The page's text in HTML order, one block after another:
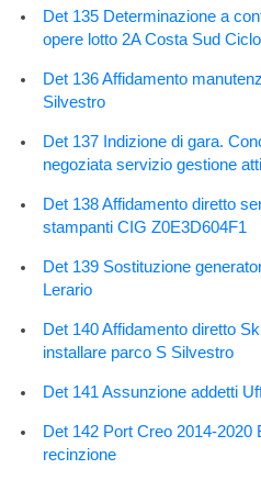
Det 135 Determinazione a
opere lotto 2A Costa Sud
Det 136 Affidamento
Silvestro
Det 137 Indizione di gara.
negoziata servizio gestione
Det 138 Affidamento diretto
stampanti CIG Z0E3D604F1
Det 139 Sostituzione
Lerario
Det 140 Affidamento diretto
installare parco S Silvestro
Det 141 Assunzione addetti
Det 142 Port Creo 2014-2020
recinzione